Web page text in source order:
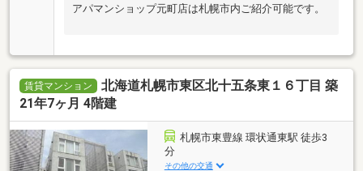
アパマンショップ元町店は札幌市内ご紹介可能です。
賃貸マンション
北海道札幌市東区北十五条東１６丁目 築
21年7ヶ月 4階建
札幌市東豊線 環状通東駅 徒歩3
分
その他の交通